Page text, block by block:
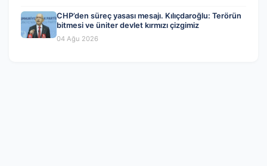
CHP’den süreç yasası mesajı. Kılıçdaroğlu: Terörün
bitmesi ve üniter devlet kırmızı çizgimiz
04 Ağu 2026